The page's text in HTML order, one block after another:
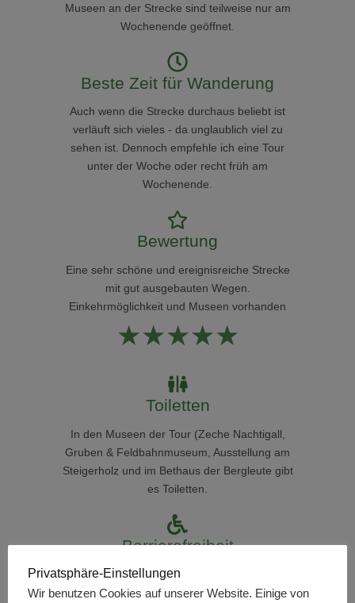
Museen an der Strecke sind teilweise nur am
Wochenende geöffnet.
Beste Zeit für Wanderung
Auch wenn die Strecke durchaus beliebt ist
verläuft sich vieles - da unglaublich viel zu
sehen ist. Dennoch empfehle ich eine Tour
unter der Woche oder recht früh am
Wochenende.
Bewertung
Eine sehr schöne und ereignisreiche Strecke
mit gut ausgebauten Wegen.
Einkehrmöglichkeit und Museen vorhanden
★★★★★
Toiletten
In den Museen der Tour (Zeche Nachtigall,
Gruben & Feldbahnmuseum, Ausstellung am
Steigerholz und im Bethaus der Bergleute gibt
es Toiletten.
Barrierefreiheit
Die gesamte Strecke kann mit Kinderwagen
oder Rollstuhl befahren werden. Ab der Zeche
Privatsphäre-Einstellungen
Wir benutzen Cookies auf unserer Website. Einige von